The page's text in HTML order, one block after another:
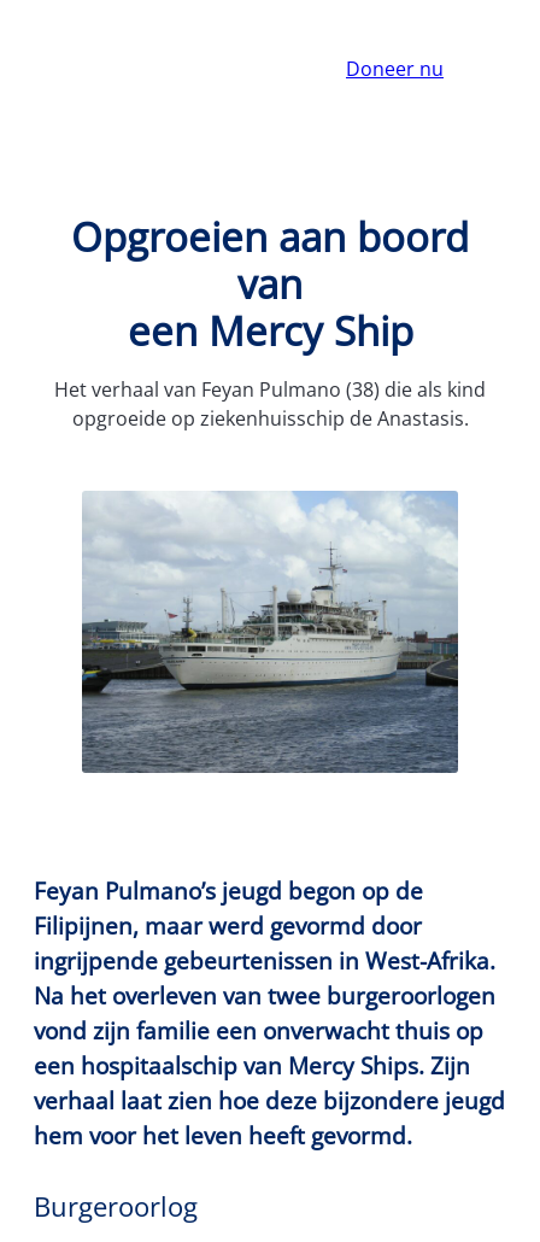
Doneer nu
Opgroeien aan boord
van
een Mercy Ship
Het verhaal van Feyan Pulmano (38) die als kind
opgroeide op ziekenhuisschip de Anastasis.
Feyan Pulmano’s jeugd begon op de
Filipijnen, maar werd gevormd door
ingrijpende gebeurtenissen in West-Afrika.
Na het overleven van twee burgeroorlogen
vond zijn familie een onverwacht thuis op
een hospitaalschip van Mercy Ships. Zijn
verhaal laat zien hoe deze bijzondere jeugd
hem voor het leven heeft gevormd.
Burgeroorlog